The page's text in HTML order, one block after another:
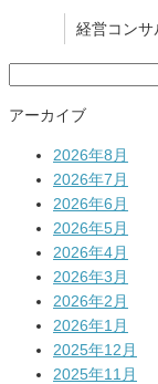
経営コンサ
アーカイブ
2026年8月
2026年7月
2026年6月
2026年5月
2026年4月
2026年3月
2026年2月
2026年1月
2025年12月
2025年11月